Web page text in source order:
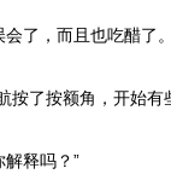
了，而且也吃醋了
按了按额角，开始有
释吗？”